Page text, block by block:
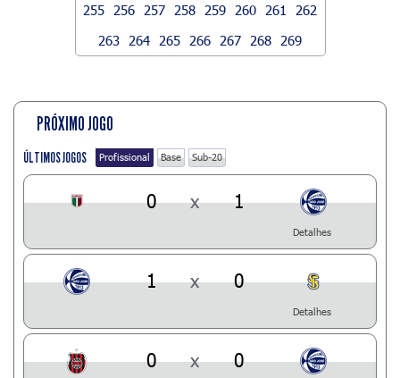
255
256 257 258 259 260 261
262
263
264 265 266 267 268 269
PRÓXIMO JOGO
ÚLTIMOS JOGOS Profissional Base Sub-20
0 x 1
Detalhes
1 x 0
Detalhes
0 x 0